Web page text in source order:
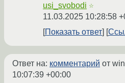
usi_svobodi ☆
11.03.2025 10:28:58
Показать ответ
Ответ на: комментарий от
10:07:39 +00:00